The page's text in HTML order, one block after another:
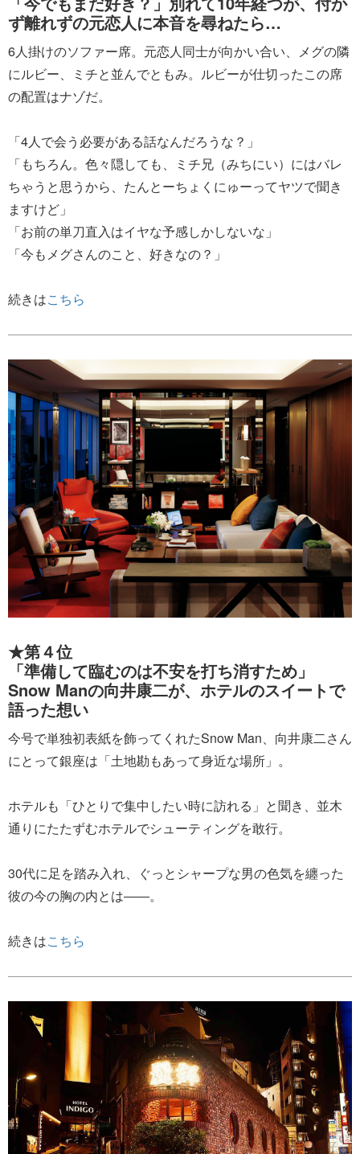
ず離れずの元恋人に本音を尋ねたら…
6人掛けのソファー席。元恋人同士が向かい合い、メグの隣
にルビー、ミチと並んでともみ。ルビーが仕切ったこの席
の配置はナゾだ。
「4人で会う必要がある話なんだろうな？」
「もちろん。色々隠しても、ミチ兄（みちにい）にはバレ
ちゃうと思うから、たんとーちょくにゅーってヤツで聞き
ますけど」
「お前の単刀直入はイヤな予感しかしないな」
「今もメグさんのこと、好きなの？」
続きはこちら
★第４位
「準備して臨むのは不安を打ち消すため」
Snow Manの向井康二が、ホテルのスイートで
語った想い
今号で単独初表紙を飾ってくれたSnow Man、向井康二さん
にとって銀座は「土地勘もあって身近な場所」。
ホテルも「ひとりで集中したい時に訪れる」と聞き、並木
通りにたたずむホテルでシューティングを敢行。
30代に足を踏み入れ、ぐっとシャープな男の色気を纏った
彼の今の胸の内とは――。
続きはこちら